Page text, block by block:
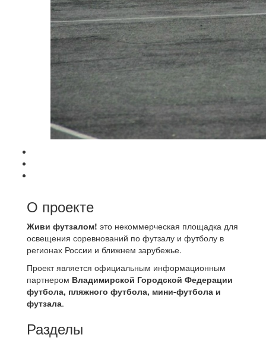
О проекте
Живи футзалом! это некоммерческая площадка для
освещения соревнований по футзалу и футболу в
регионах России и ближнем зарубежье.
Проект является официальным информационным
партнером Владимирской Городской Федерации
футбола, пляжного футбола, мини-футбола и
футзала.
Разделы